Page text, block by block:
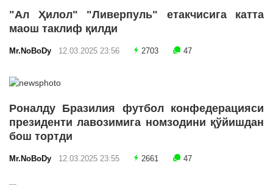
"Ал Ҳилол" "Ливерпуль" етакчисига катта
маош таклиф қилди
Mr.NoBoDy 12.03.2025 23:56 2703 47
Роналду Бразилия футбол конфедерацияси
президенти лавозимига номзодини қўйишдан
бош тортди
Mr.NoBoDy 12.03.2025 23:55 2661 47